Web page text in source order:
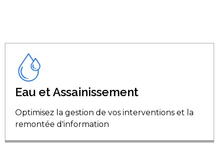
Eau et Assainissement
Optimisez la gestion de vos interventions et la
remontée d'information